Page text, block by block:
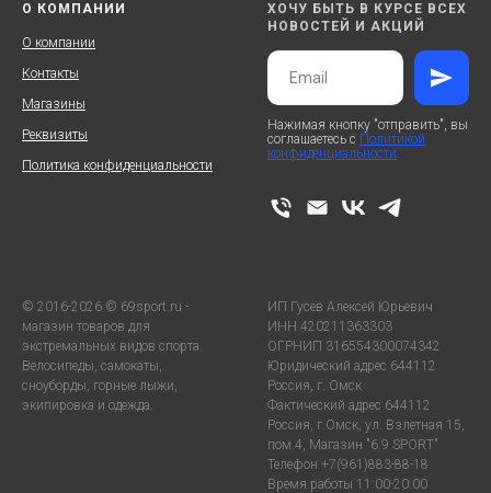
О КОМПАНИИ
О компании
Контакты
Магазины
Реквизиты
Политика конфиденциальности
ХОЧУ БЫТЬ В КУРСЕ ВСЕХ
НОВОСТЕЙ И АКЦИЙ
Нажимая кнопку "отправить", вы
соглашаетесь с Политикой
конфиденциальности
© 2016-2026 © 69sport.ru -
магазин товаров для
экстремальных видов спорта.
Велосипеды, самокаты,
сноуборды, горные лыжи,
экипировка и одежда.
ИП Гусев Алексей Юрьевич
ИНН 420211363303
ОГРНИП 316554300074342
Юридический адрес 644112
Россия, г. Омск
Фактический адрес 644112
Россия, г.Омск, ул. Взлетная 15,
пом.4, Магазин "6.9 SPORT"
Телефон +7(961)883-88-18
Время работы 11:00-20:00